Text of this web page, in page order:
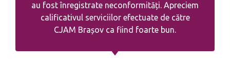
au fost înregistrate neconformități. Apreciem
calificativul serviciilor efectuate de către
CJAM Brașov ca fiind foarte bun.